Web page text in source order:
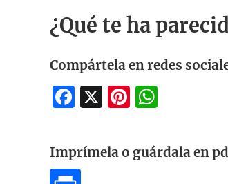
¿Qué te ha
Compártela en redes
Facebook
X Pinterest
Imprímela o guárdala en